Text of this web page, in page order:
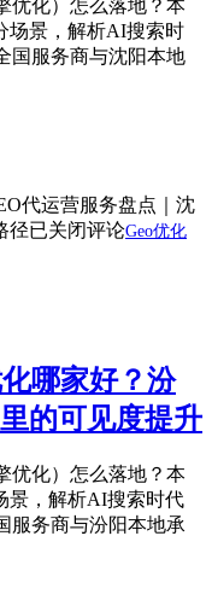
优化）怎么落地？本
场景，解析AI搜索时
国服务商与沈阳本地
代运营服务盘点｜沈
径已关闭评论Geo优化
哪家好？汾
的可见度提升
优化）怎么落地？本
景，解析AI搜索时代
服务商与汾阳本地承